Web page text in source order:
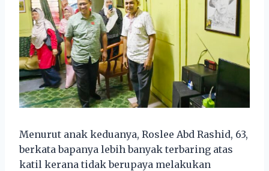
Menurut anak keduanya, Roslee Abd Rashid, 63,
berkata bapanya lebih banyak terbaring atas
katil kerana tidak berupaya melakukan